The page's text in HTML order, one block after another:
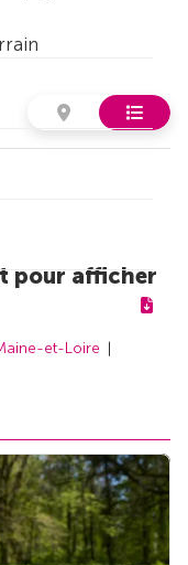
pour afficher
et-Loire